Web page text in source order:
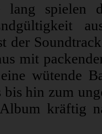
lang spielen
der
mit
wütende
hin zum
kräftig